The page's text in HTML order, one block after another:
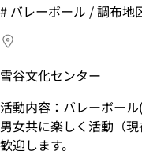
# バレーボール / 調布地
雪谷文化センター
活動内容：バレーボー
男女共に楽しく活動（
歓迎します。